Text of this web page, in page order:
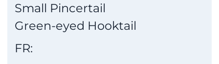
Small Pincertail
Green-eyed Hooktail
FR: